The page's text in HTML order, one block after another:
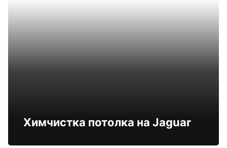
Химчистка потолка на Jaguar